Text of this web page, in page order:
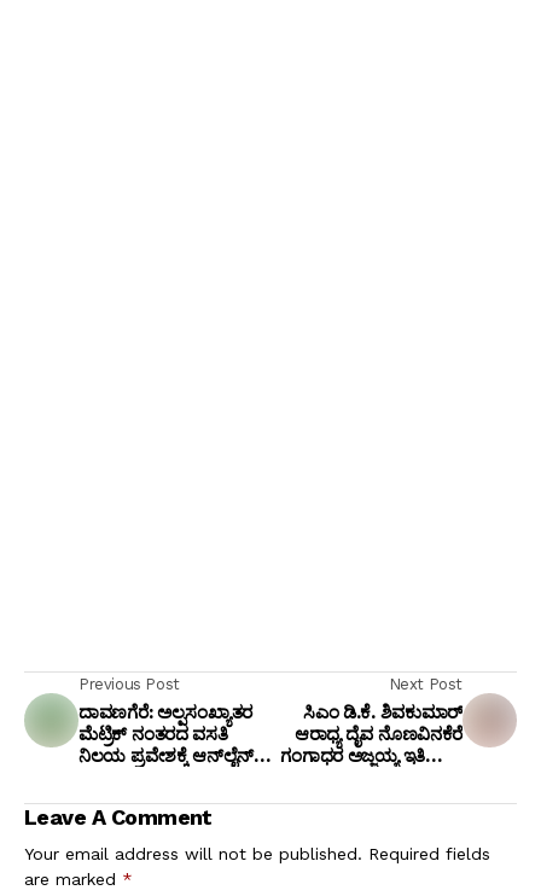
Previous Post
ದಾವಣಗೆರೆ: ಅಲ್ಪಸಂಖ್ಯಾತರ
ಮೆಟ್ರಿಕ್ ನಂತರದ ವಸತಿ
ನಿಲಯ ಪ್ರವೇಶಕ್ಕೆ ಆನ್‌ಲೈನ್
ಕೊನೆ ದಿನ!
Next Post
ಸಿಎಂ ಡಿ.ಕೆ. ಶಿವಕುಮಾರ್
ಆರಾಧ್ಯ ದೈವ ನೊಣವಿನಕೆರೆ
ಗಂಗಾಧರ ಅಜ್ಜಯ್ಯ ಇತಿಹಾಸ,
ಸ್ಟೋರಿ
Leave A Comment
Your email address will not be published. Required fields
are marked *